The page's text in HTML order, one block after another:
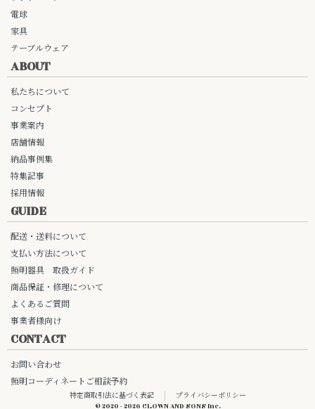
電球
家具
テーブルウェア
ABOUT
私たちについて
コンセプト
事業案内
店舗情報
納品事例集
特集記事
採用情報
GUIDE
配送・送料について
支払い方法について
照明器具 取扱ガイド
商品保証・修理について
よくあるご質問
事業者様向け
CONTACT
お問い合わせ
照明コーディネートご相談予約
特定商取引法に基づく表記
プライバシーポリシー
© 2020 - 2026 CLOWN AND SONS Inc.